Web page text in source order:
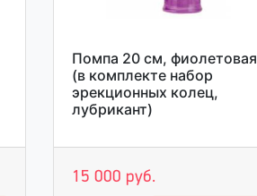
Помпа 20 см, фиолетовая
(в комплекте набор
эрекционных колец,
лубрикант)
15 000 руб.